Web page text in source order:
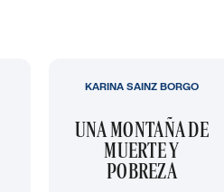
UNA MONTAÑA DE
MUERTE Y
POBREZA
KARINA SAINZ BORGO